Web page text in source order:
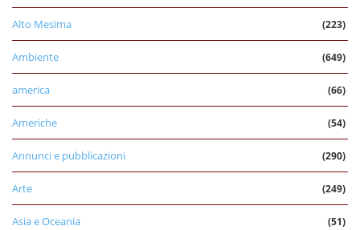
Alto Mesima (223)
Ambiente (649)
america (66)
Americhe (54)
Annunci e pubblicazioni (290)
Arte (249)
Asia e Oceania (51)